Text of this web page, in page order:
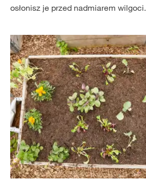
osłonisz je przed nadmiarem wilgoci.